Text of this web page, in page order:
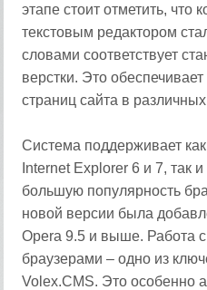
этапе стоит отметить, что
текстовым редактором
словами соответствует
верстки. Это
страниц сайта в
Система поддерживает
Internet Explorer 6 и 7, так
большую популярность
новой версии была
Opera 9.5 и выше. Работа
браузерами – одно из
Volex.CMS. Это особенно